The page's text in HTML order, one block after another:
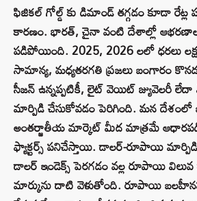
ఫిజికల్‌ గోల్డ్ కు డిమాండ్ తగ్గడం కూడా
కారణం. భారత్, చైనా వంటి దేశాల్లో
పడిపోయింది. 2025, 2026 లలో ధరలు
సామాన్య, మధ్యతరగతి ప్రజలు బంగారం కొనడం
సీజన్ ఉన్నప్పటికీ, లైట్ వెయిట్ జ్యువెలరీ
మార్పిడి చేసుకోవడం పెరిగింది. మన దేశంలో
అంతర్జాతీయ మార్కెట్ మీద మాత్రమే
ఫ్యాక్టర్స్ పనిచేస్తాయి. డాలర్-రూపాయి
డాలర్ ఇండెక్స్ పెరగడం వల్ల రూపాయి
మార్కును దాటి వెళుతోంది. రూపాయి